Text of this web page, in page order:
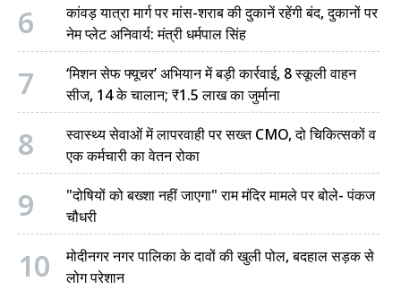
6
कांवड़ यात्रा मार्ग पर मांस-शराब की दुकानें रहेंगी बंद, दुकानों पर
नेम प्लेट अनिवार्य: मंत्री धर्मपाल सिंह
7
‘मिशन सेफ फ्यूचर’ अभियान में बड़ी कार्रवाई, 8 स्कूली वाहन
सीज, 14 के चालान; ₹1.5 लाख का जुर्माना
8
स्वास्थ्य सेवाओं में लापरवाही पर सख्त CMO, दो चिकित्सकों व
एक कर्मचारी का वेतन रोका
9
"दोषियों को बख्शा नहीं जाएगा" राम मंदिर मामले पर बोले- पंकज
चौधरी
10
मोदीनगर नगर पालिका के दावों की खुली पोल, बदहाल सड़क से
लोग परेशान